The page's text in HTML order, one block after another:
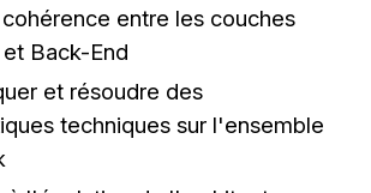
entre les couches
Back-End
et résoudre des
techniques sur l'ensemble